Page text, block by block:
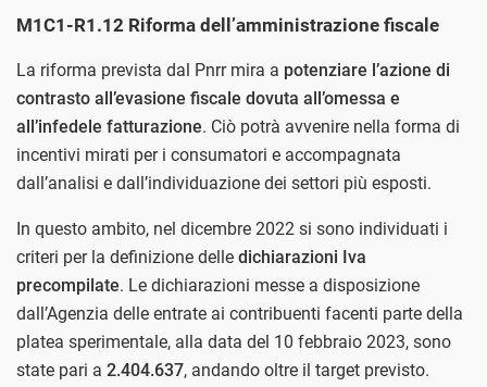
M1C1-R1.12 Riforma dell’amministrazione fiscale
La riforma prevista dal Pnrr mira a potenziare l’azione di
contrasto all’evasione fiscale dovuta all’omessa e
all’infedele fatturazione. Ciò potrà avvenire nella forma di
incentivi mirati per i consumatori e accompagnata
dall’analisi e dall’individuazione dei settori più esposti.
In questo ambito, nel dicembre 2022 si sono individuati i
criteri per la definizione delle dichiarazioni Iva
precompilate. Le dichiarazioni messe a disposizione
dall’Agenzia delle entrate ai contribuenti facenti parte della
platea sperimentale, alla data del 10 febbraio 2023, sono
state pari a 2.404.637, andando oltre il target previsto.